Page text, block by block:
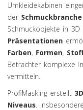
Umkleidekabinen
der Schmuckbranche
Schmuckobjekte in 3D
Präsentationen
Farben, Formen,
Betrachter komplexe
vermitteln.
ProfiMasking erstellt
Niveaus.